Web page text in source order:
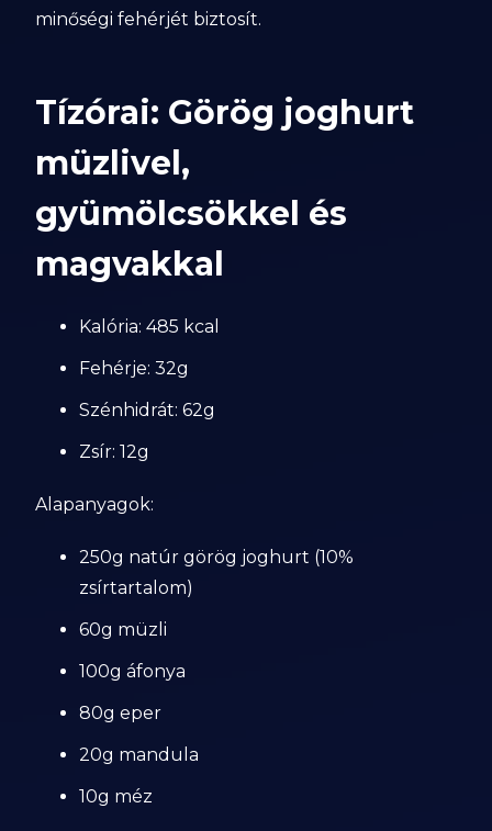
minőségi fehérjét biztosít.
Tízórai: Görög joghurt
müzlivel,
gyümölcsökkel és
magvakkal
Kalória: 485 kcal
Fehérje: 32g
Szénhidrát: 62g
Zsír: 12g
Alapanyagok:
250g natúr görög joghurt (10%
zsírtartalom)
60g müzli
100g áfonya
80g eper
20g mandula
10g méz